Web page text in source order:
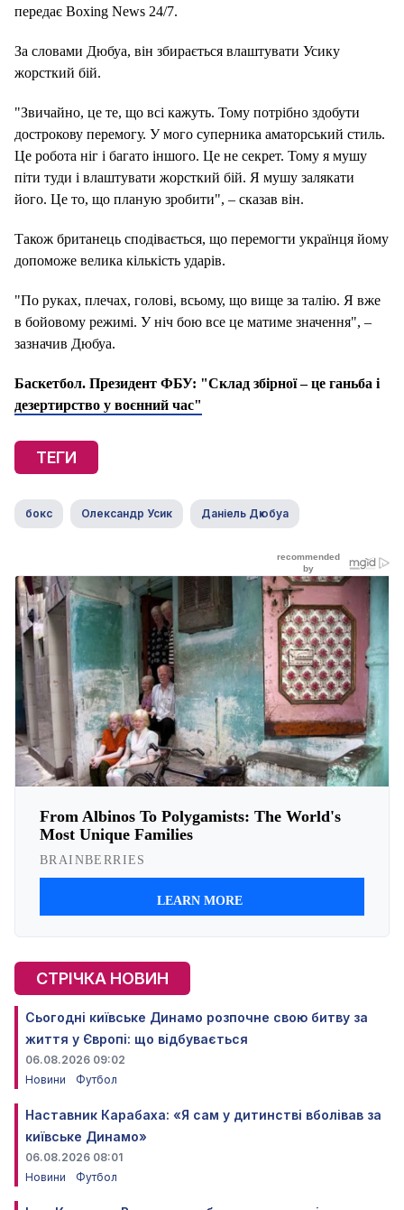
передає Boxing News 24/7.
За словами Дюбуа, він збирається влаштувати Усику
жорсткий бій.
"Звичайно, це те, що всі кажуть. Тому потрібно здобути
дострокову перемогу. У мого суперника аматорський стиль.
Це робота ніг і багато іншого. Це не секрет. Тому я мушу
піти туди і влаштувати жорсткий бій. Я мушу залякати
його. Це то, що планую зробити", – сказав він.
Також британець сподівається, що перемогти українця йому
допоможе велика кількість ударів.
"По руках, плечах, голові, всьому, що вище за талію. Я вже
в бойовому режимі. У ніч бою все це матиме значення", –
зазначив Дюбуа.
Баскетбол. Президент ФБУ: "Склад збірної – це ганьба і
дезертирство у воєнний час"
ТЕГИ
бокс Олександр Усик Даніель Дюбуа
СТРІЧКА НОВИН
Сьогодні київське Динамо розпочне свою битву за
життя у Європі: що відбувається
06.08.2026 09:02
Новини
Футбол
Наставник Карабаха: «Я сам у дитинстві вболівав за
київське Динамо»
06.08.2026 08:01
Новини
Футбол